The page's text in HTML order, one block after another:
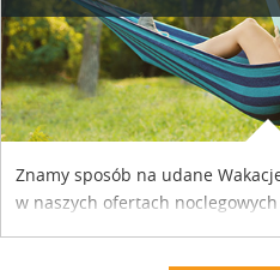
Znamy sposób na udane
w naszych ofertach